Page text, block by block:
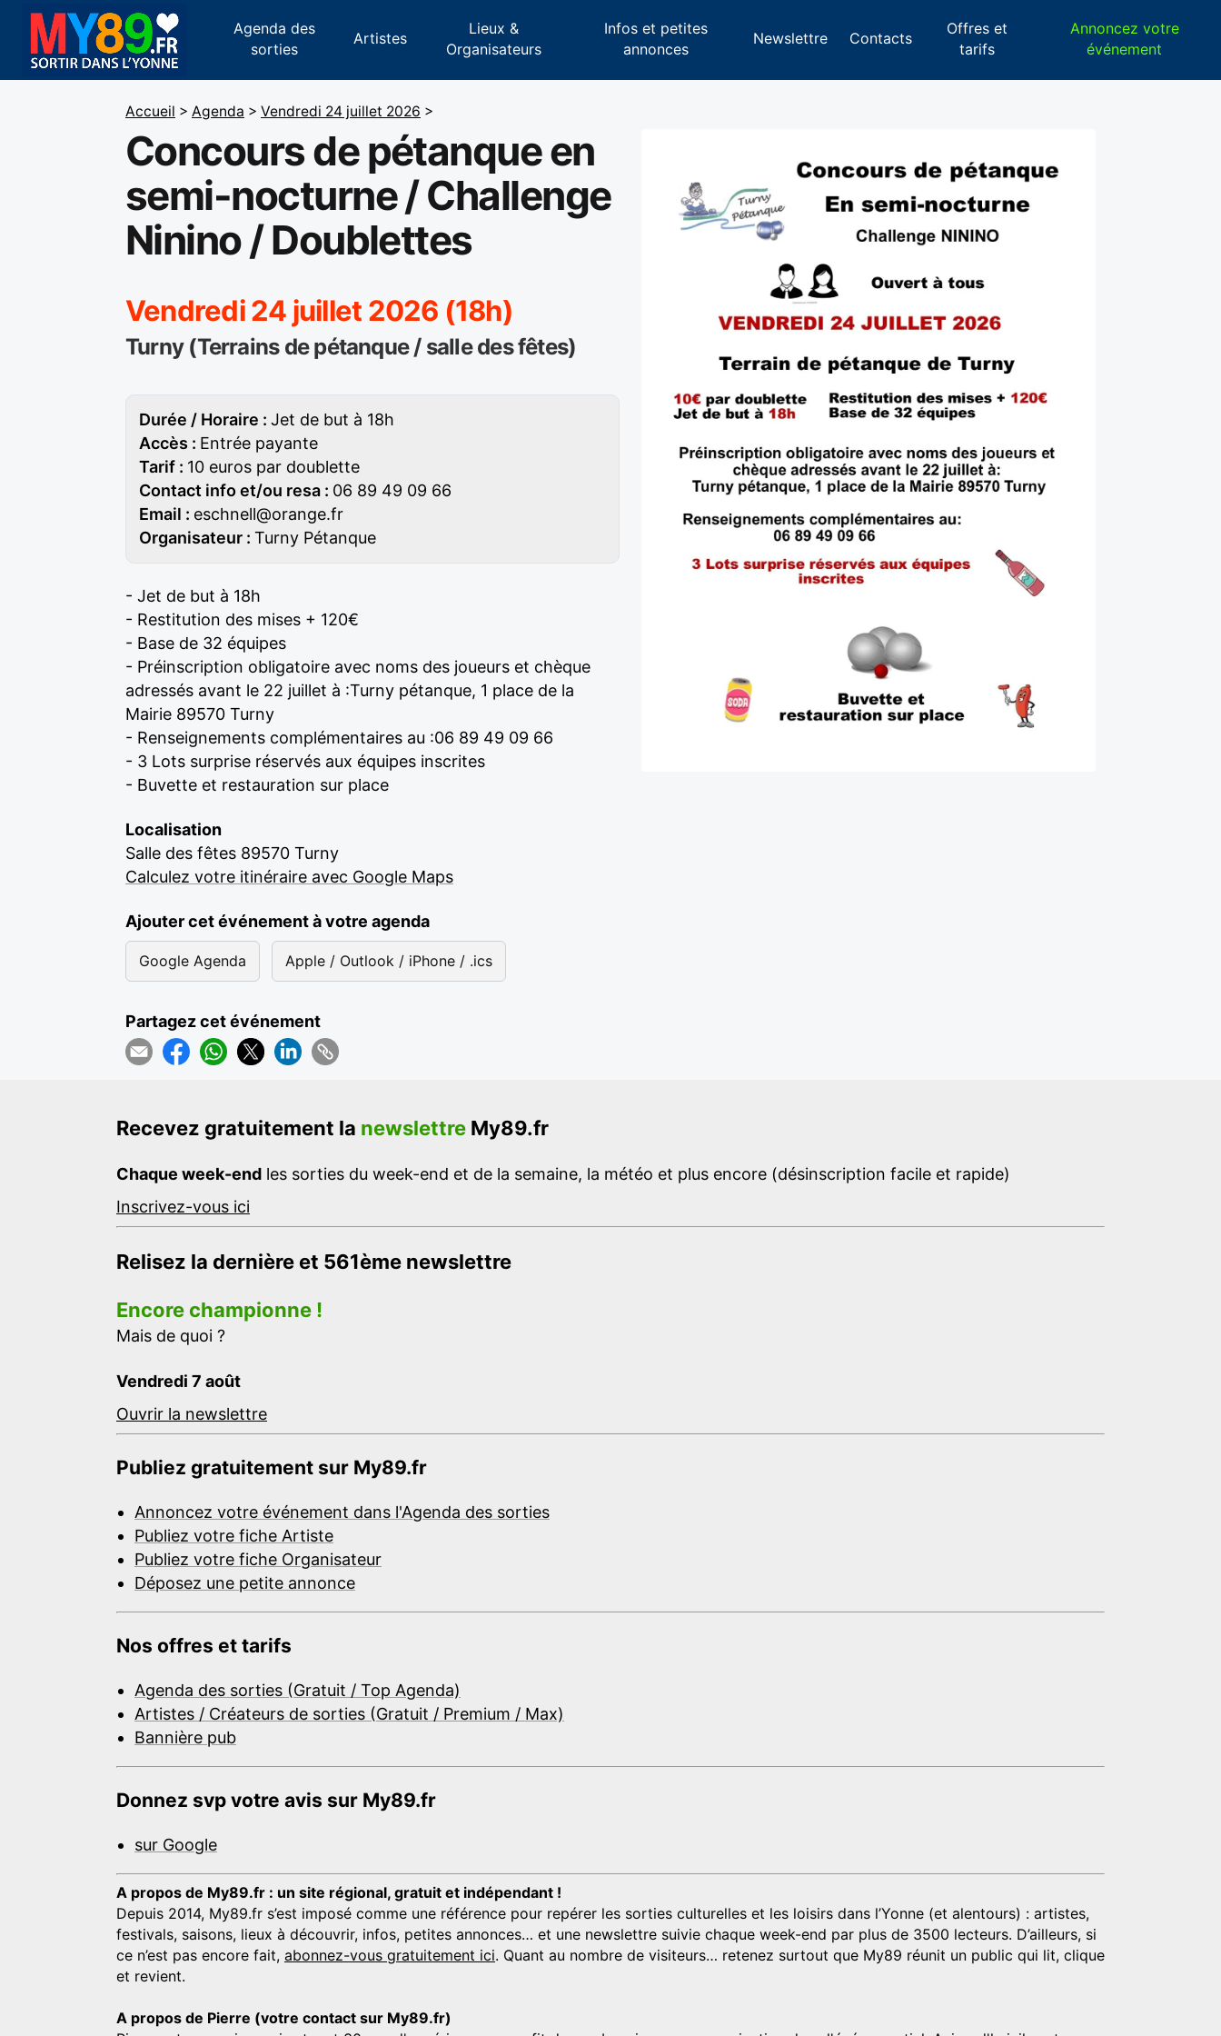
Agenda des
sorties
Artistes
Lieux &
Organisateurs
Infos et petites
annonces
Newslettre Contacts
Offres et
tarifs
Annoncez votre
événement
Accueil > Agenda > Vendredi 24 juillet 2026 >
Concours de pétanque en
semi-nocturne / Challenge
Ninino / Doublettes
Vendredi 24 juillet 2026 (18h)
Turny (Terrains de pétanque / salle des fêtes)
Durée / Horaire : Jet de but à 18h
Accès : Entrée payante
Tarif : 10 euros par doublette
Contact info et/ou resa : 06 89 49 09 66
Email : eschnell@orange.fr
Organisateur : Turny Pétanque
- Jet de but à 18h
- Restitution des mises + 120€
- Base de 32 équipes
- Préinscription obligatoire avec noms des joueurs et chèque
adressés avant le 22 juillet à :Turny pétanque, 1 place de la
Mairie 89570 Turny
- Renseignements complémentaires au :06 89 49 09 66
- 3 Lots surprise réservés aux équipes inscrites
- Buvette et restauration sur place
Localisation
Salle des fêtes 89570 Turny
Calculez votre itinéraire avec Google Maps
Ajouter cet événement à votre agenda
Google Agenda Apple / Outlook / iPhone / .ics
Partagez cet événement
Recevez gratuitement la newslettre My89.fr
Chaque week-end les sorties du week-end et de la semaine, la météo et plus encore (désinscription facile et rapide)
Inscrivez-vous ici
Relisez la dernière et 561ème newslettre
Encore championne !
Mais de quoi ?
Vendredi 7 août
Ouvrir la newslettre
Publiez gratuitement sur My89.fr
Annoncez votre événement dans l'Agenda des sorties
Publiez votre fiche Artiste
Publiez votre fiche Organisateur
Déposez une petite annonce
Nos offres et tarifs
Agenda des sorties (Gratuit / Top Agenda)
Artistes / Créateurs de sorties (Gratuit / Premium / Max)
Bannière pub
Donnez svp votre avis sur My89.fr
sur Google
A propos de My89.fr : un site régional, gratuit et indépendant !
Depuis 2014, My89.fr s’est imposé comme une référence pour repérer les sorties culturelles et les loisirs dans l’Yonne (et alentours) : artistes,
festivals, saisons, lieux à découvrir, infos, petites annonces… et une newslettre suivie chaque week-end par plus de 3500 lecteurs. D’ailleurs, si
ce n’est pas encore fait, abonnez-vous gratuitement ici. Quant au nombre de visiteurs… retenez surtout que My89 réunit un public qui lit, clique
et revient.
A propos de Pierre (votre contact sur My89.fr)